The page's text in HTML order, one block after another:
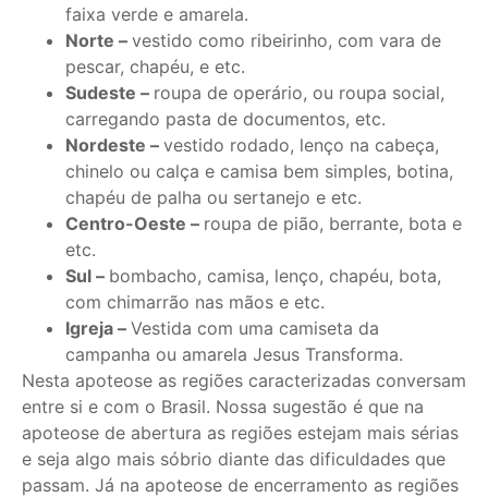
faixa verde e amarela.
Norte – vestido como ribeirinho, com vara de
pescar, chapéu, e etc.
Sudeste – roupa de operário, ou roupa social,
carregando pasta de documentos, etc.
Nordeste – vestido rodado, lenço na cabeça,
chinelo ou calça e camisa bem simples, botina,
chapéu de palha ou sertanejo e etc.
Centro-Oeste – roupa de pião, berrante, bota e
etc.
Sul – bombacho, camisa, lenço, chapéu, bota,
com chimarrão nas mãos e etc.
Igreja – Vestida com uma camiseta da
campanha ou amarela Jesus Transforma.
Nesta apoteose as regiões caracterizadas conversam
entre si e com o Brasil. Nossa sugestão é que na
apoteose de abertura as regiões estejam mais sérias
e seja algo mais sóbrio diante das dificuldades que
passam. Já na apoteose de encerramento as regiões